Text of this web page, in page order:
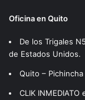
Oficina en Quito
De los Trigales
de Estados Unidos.
Quito –
CLIK